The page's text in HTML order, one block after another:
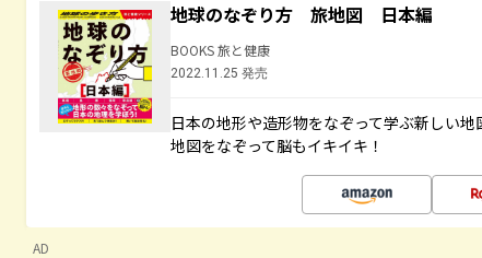
地球のなぞり方 旅地図 日本編
BOOKS 旅と健康
2022.11.25 発売
日本の地形や造形物をなぞって学ぶ新しい
地図をなぞって脳もイキイキ！
AD